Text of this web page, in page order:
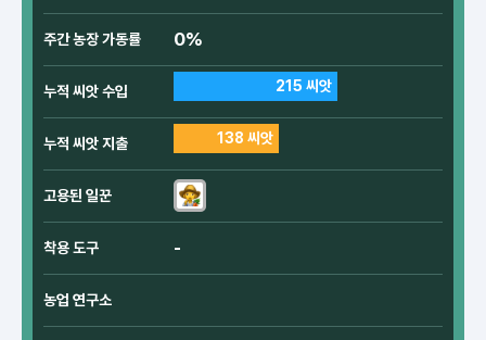
주간 농장 가동률 0%
누적 씨앗 수입 215 씨앗
누적 씨앗 지출 138 씨앗
고용된 일꾼
착용 도구 -
농업 연구소